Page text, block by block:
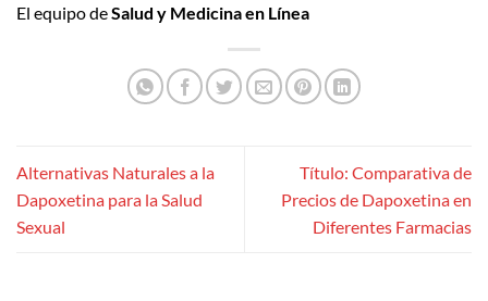
El equipo deSalud y Medicina en Línea
Alternativas Naturales a la
Dapoxetina para la Salud
Sexual
Título: Comparativa de
Precios de Dapoxetina en
Diferentes Farmacias